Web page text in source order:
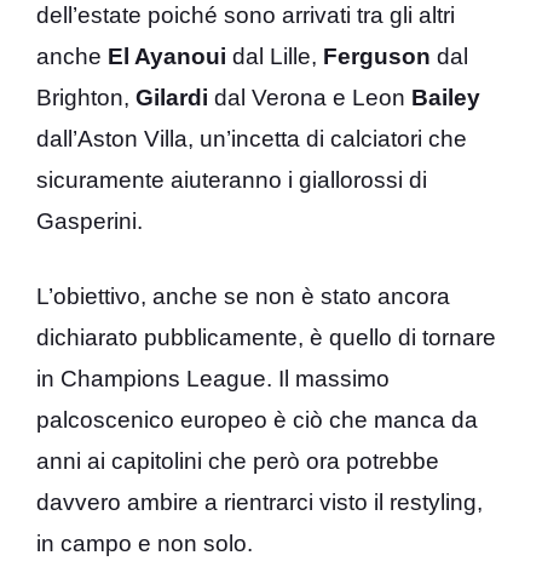
dell’estate poiché sono arrivati tra gli altri
anche El Ayanoui dal Lille, Ferguson dal
Brighton, Gilardi dal Verona e Leon Bailey
dall’Aston Villa, un’incetta di calciatori che
sicuramente aiuteranno i giallorossi di
Gasperini.
L’obiettivo, anche se non è stato ancora
dichiarato pubblicamente, è quello di tornare
in Champions League. Il massimo
palcoscenico europeo è ciò che manca da
anni ai capitolini che però ora potrebbe
davvero ambire a rientrarci visto il restyling,
in campo e non solo.